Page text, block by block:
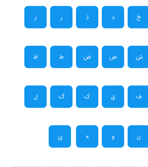
خ د ذ ر ز
ش ص ض ط ظ
ف ق ک گ ل
ن و ه ی